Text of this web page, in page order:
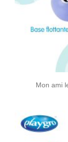
Mon ami